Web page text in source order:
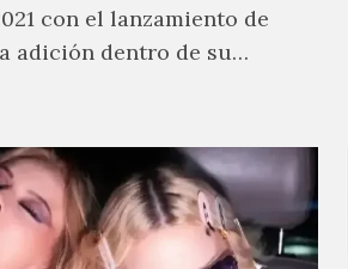
con el lanzamiento de
adición dentro de su